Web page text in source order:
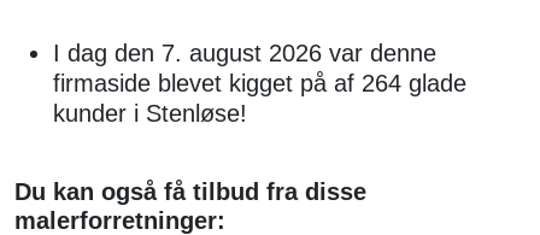
I dag den 7. august 2026 var denne
firmaside blevet kigget på af 264 glade
kunder i Stenløse!
Du kan også få tilbud fra disse
malerforretninger: